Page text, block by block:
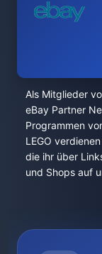
Als Mitglieder
eBay Partner
Programmen
LEGO
die ihr über
und Shops auf